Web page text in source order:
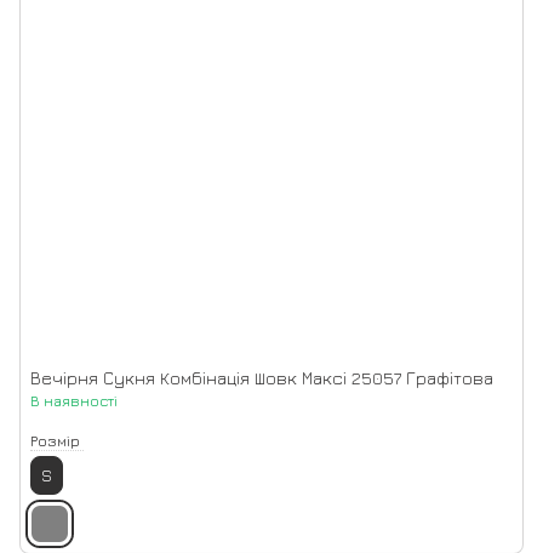
Вечірня Сукня Комбінація Шовк Максі 25057 Графітова
В наявності
Розмір
S